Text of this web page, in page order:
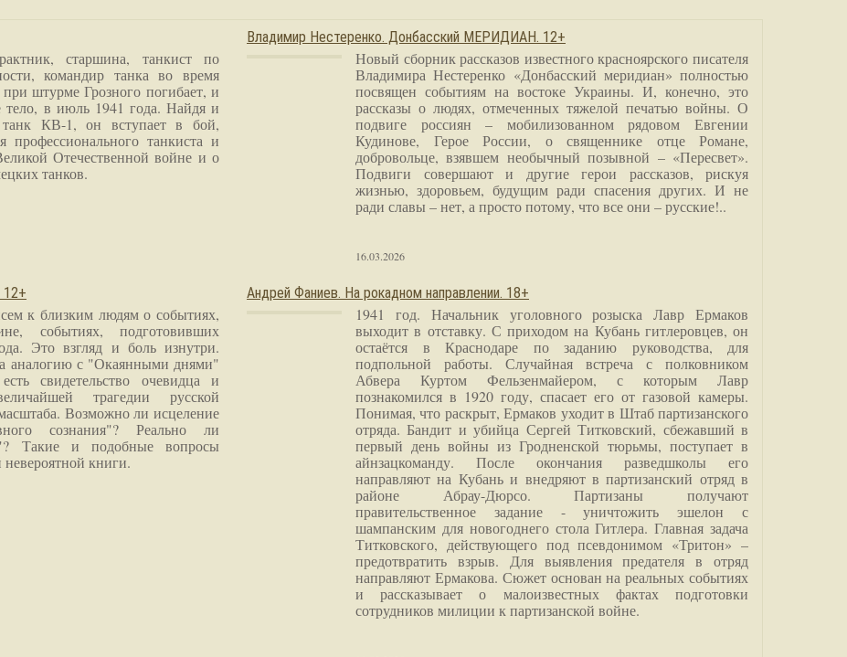
старшина, танкист по
командир танка во время
штурме Грозного погибает, и
тело, в июль 1941 года. Найдя и
танк КВ-1, он вступает в бой,
профессионального танкиста и
Отечественной войне и о
танков.
Владимир Нестеренко. Донбасский МЕРИДИАН. 12+
Новый сборник рассказов известного красноярского писателя
Владимира Нестеренко «Донбасский меридиан» полностью
посвящен событиям на востоке Украины. И, конечно, это
рассказы о людях, отмеченных тяжелой печатью войны. О
подвиге россиян – мобилизованном рядовом Евгении
Кудинове, Герое России, о священнике отце Романе,
добровольце, взявшем необычный позывной – «Пересвет».
Подвиги совершают и другие герои рассказов, рискуя
жизнью, здоровьем, будущим ради спасения других. И не
ради славы – нет, а просто потому, что все они – русские!..
16.03.2026
12+
к близким людям о событиях,
событиях, подготовивших
Это взгляд и боль изнутри.
аналогию с "Окаянными днями"
свидетельство очевидца и
трагедии русской
Возможно ли исцеление
сознания"? Реально ли
Такие и подобные вопросы
книги.
Андрей Фаниев. На рокадном направлении. 18+
1941 год. Начальник уголовного розыска Лавр Ермаков
выходит в отставку. С приходом на Кубань гитлеровцев, он
остаётся в Краснодаре по заданию руководства, для
подпольной работы. Случайная встреча с полковником
Абвера Куртом Фельзенмайером, с которым Лавр
познакомился в 1920 году, спасает его от газовой камеры.
Понимая, что раскрыт, Ермаков уходит в Штаб партизанского
отряда. Бандит и убийца Сергей Титковский, сбежавший в
первый день войны из Гродненской тюрьмы, поступает в
айнзацкоманду. После окончания разведшколы его
направляют на Кубань и внедряют в партизанский отряд в
районе Абрау-Дюрсо. Партизаны получают
правительственное задание - уничтожить эшелон с
шампанским для новогоднего стола Гитлера. Главная задача
Титковского, действующего под псевдонимом «Тритон» –
предотвратить взрыв. Для выявления предателя в отряд
направляют Ермакова. Сюжет основан на реальных событиях
и рассказывает о малоизвестных фактах подготовки
сотрудников милиции к партизанской войне.